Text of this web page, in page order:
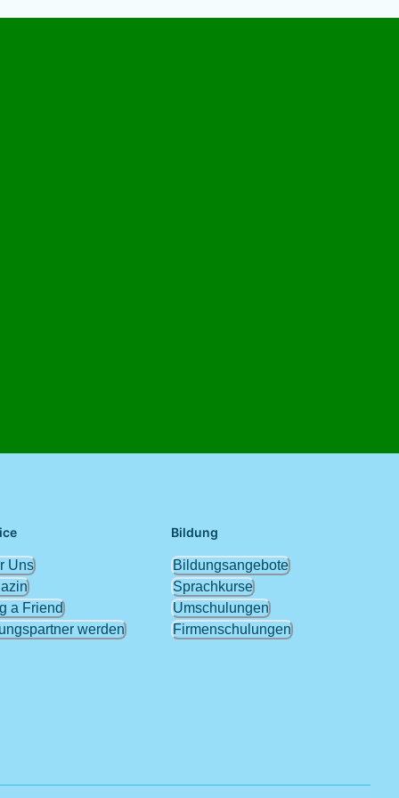
Uns
a Friend
werden
Bildung
Bildungsangebote
Sprachkurse
Umschulungen
Firmenschulungen